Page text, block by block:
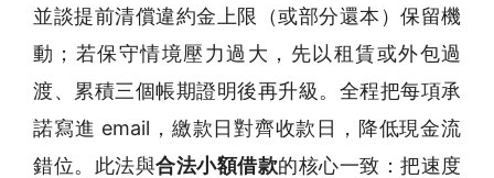
並談提前清償違約金上限（或部分還本）保留機
動；若保守情境壓力過大，先以租賃或外包過
渡、累積三個帳期證明後再升級。全程把每項承
諾寫進 email，繳款日對齊收款日，降低現金流
錯位。此法與合法小額借款的核心一致：把速度